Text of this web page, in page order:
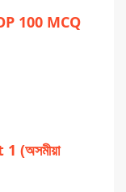
100 MCQ
(অসমীয়া